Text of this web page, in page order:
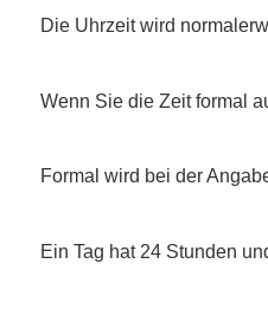
Die Uhrzeit wird
Wenn Sie die Zeit formal
Formal wird bei der
Ein Tag hat 24 Stunden